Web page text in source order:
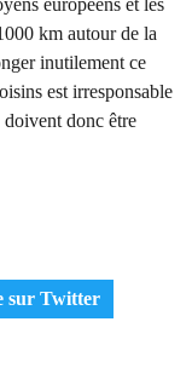
km autour de la
inutilement ce
est irresponsable
donc être
sur Twitter